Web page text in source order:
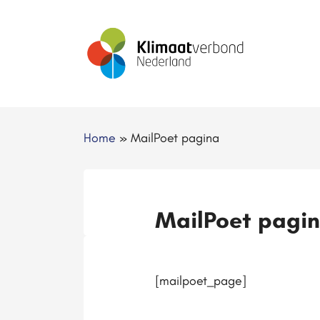
Home » MailPoet pagina
MailPoet
[mailpoet_page]